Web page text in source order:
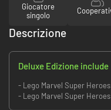
Giocatore
singolo
Descrizione
Deluxe Edizione include
- Lego Marvel Super
- Lego Marvel Super